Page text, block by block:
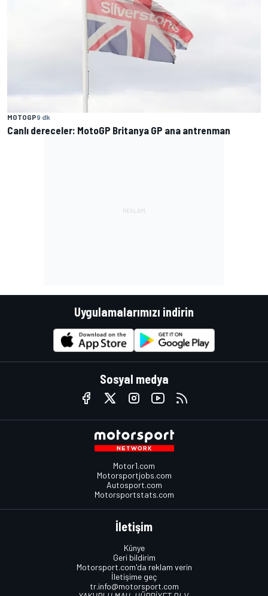
MOTOGP9 dk
Canlı dereceler: MotoGP Britanya GP ana antrenman
Uygulamalarımızı indirin
Sosyal medya
Motor1.com
Motorsportjobs.com
Autosport.com
Motorsportstats.com
İletişim
Künye
Geri bildirim
Motorsport.com'da reklam verin
İletişime geç
tr.info@motorsport.com